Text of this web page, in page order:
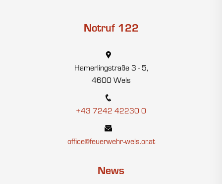
Notruf 122
Hamerlingstraße 3 - 5,
4600 Wels
+43 7242 42230 0
office@feuerwehr-wels.or.at
News